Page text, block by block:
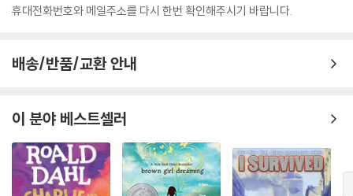
휴대전화번호와 메일주소를 다시 한번 확인해주시기 바랍니다.
배송/반품/교환 안내
이 분야 베스트셀러